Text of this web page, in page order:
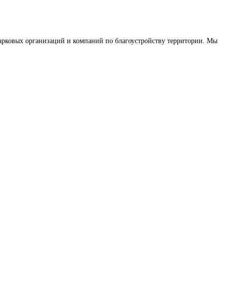
организаций и компаний по благоустройству территории. Мы